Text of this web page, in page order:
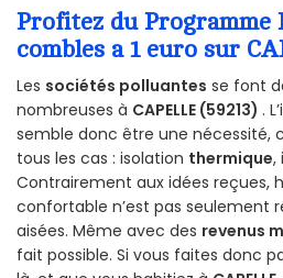
Profitez du Programme
combles a 1 euro sur
Les sociétés polluantes se font
nombreuses à CAPELLE (59213) .
semble donc être une nécessité,
tous les cas : isolation thermique,
Contrairement aux idées reçues,
confortable n’est pas seulement
aisées. Même avec des revenus
fait possible. Si vous faites donc